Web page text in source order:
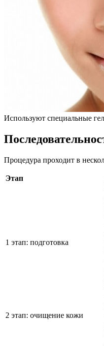
Используют специальные
Процедура проходит в
Этап
1 этап: подготовка
2 этап: очищение кожи